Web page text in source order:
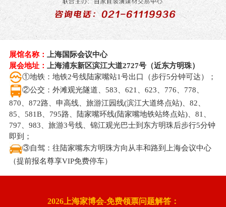
展馆名称：
上海国际会议中心
展会地址：
上海浦东新区滨江大道2727号（近东方明珠）
①地铁：地铁2号线陆家嘴站1号出口（步行5分钟可达）；
②公交：外滩观光隧道、583、621、623、776、778、
870、872路、申高线、旅游江园线(滨江大道终点站)、82、
85、581B、795路、陆家嘴环线(陆家嘴地铁站终点站)、81、
797、983、旅游3号线、锦江观光巴士到东方明珠后步行5分钟
即到；
③自驾：往陆家嘴东方明珠方向从丰和路到上海会议中心
（提前报名尊享VIP免费停车）
2026上海家博会-免费领票问题解答：